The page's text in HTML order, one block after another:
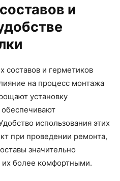
и
составов и герметиков
на процесс монтажа
установку
использования этих
при проведении ремонта,
значительно
более комфортными.